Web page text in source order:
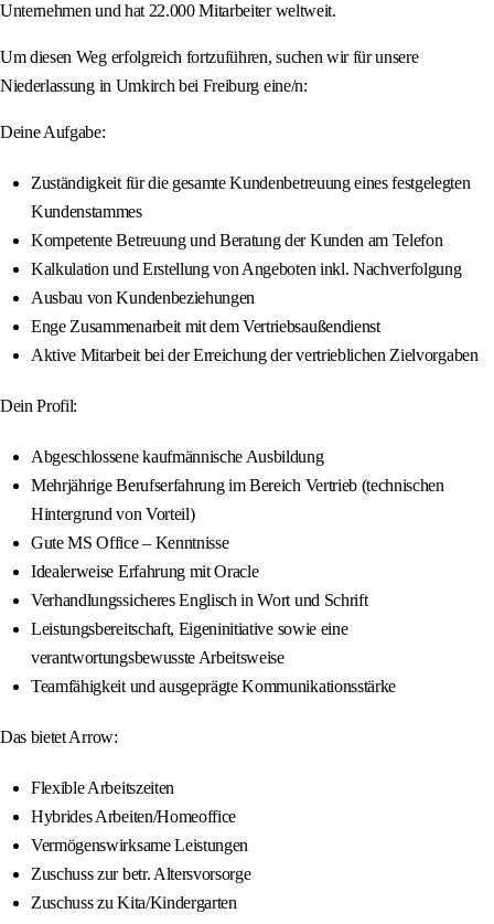
Unternehmen und hat 22.000 Mitarbeiter weltweit.
Um diesen Weg erfolgreich fortzuführen, suchen wir für unsere
Niederlassung in Umkirch bei Freiburg eine/n:
Deine Aufgabe:
Zuständigkeit für die gesamte Kundenbetreuung eines festgelegten
Kundenstammes
Kompetente Betreuung und Beratung der Kunden am Telefon
Kalkulation und Erstellung von Angeboten inkl. Nachverfolgung
Ausbau von Kundenbeziehungen
Enge Zusammenarbeit mit dem Vertriebsaußendienst
Aktive Mitarbeit bei der Erreichung der vertrieblichen Zielvorgaben
Dein Profil:
Abgeschlossene kaufmännische Ausbildung
Mehrjährige Berufserfahrung im Bereich Vertrieb (technischen
Hintergrund von Vorteil)
Gute MS Office – Kenntnisse
Idealerweise Erfahrung mit Oracle
Verhandlungssicheres Englisch in Wort und Schrift
Leistungsbereitschaft, Eigeninitiative sowie eine
verantwortungsbewusste Arbeitsweise
Teamfähigkeit und ausgeprägte Kommunikationsstärke
Das bietet Arrow:
Flexible Arbeitszeiten
Hybrides Arbeiten/Homeoffice
Vermögenswirksame Leistungen
Zuschuss zur betr. Altersvorsorge
Zuschuss zu Kita/Kindergarten